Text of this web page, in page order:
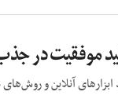
موفقیت در
آنلاین و